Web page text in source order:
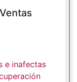
e inafectas